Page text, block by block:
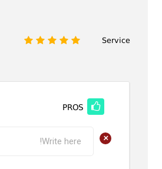
Service
5
4
3
2
PROS
+